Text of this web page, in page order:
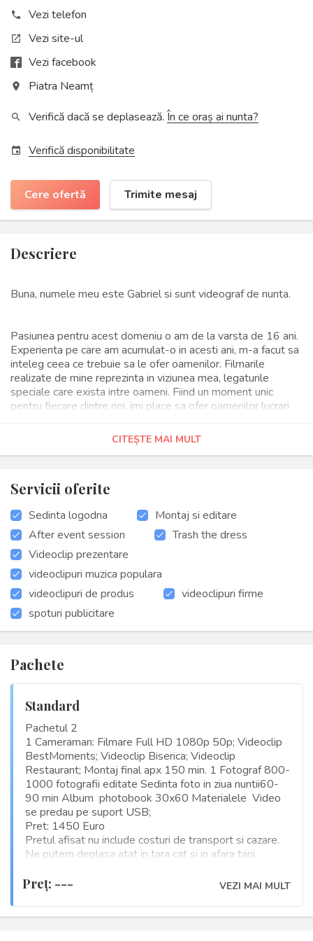
phone Vezi telefon
open_in_new
Vezi site-ul
Vezi facebook
place Piatra Neamț
search Verifică dacă se deplasează. În ce oraș ai nunta?
event Verifică disponibilitate
Cere ofertă Trimite mesaj
Descriere
Buna, numele meu este Gabriel si sunt videograf de nunta.
Pasiunea pentru acest domeniu o am de la varsta de 16 ani.
Experienta pe care am acumulat-o in acesti ani, m-a facut sa
inteleg ceea ce trebuie sa le ofer oamenilor. Filmarile
realizate de mine reprezinta in viziunea mea, legaturile
speciale care exista intre oameni. Fiind un moment unic
pentru fiecare dintre noi, imi place sa ofer oamenilor lucrari
ca persoanele care doresc sa apeleze la serviciile unui
videograf, incearca sa inteleaga ca inainte de experienta
va puteti convinge singuri de originalitatea lucrarilor mele.
diferentele intre un cameraman si un videograf de nunta, voi
face o mica descriere a acestora.
Pentru a face alegerea cea mai buna trebuie sa cunosti
acesti termeni.
CITEȘTE MAI MULT
Servicii oferite
Sedinta logodna
Montaj si editare
After event session
Trash the dress
Videoclip prezentare
videoclipuri muzica populara
videoclipuri de produs
videoclipuri firme
spoturi publicitare
Pachete
Standard
Pachetul 2
1 Cameraman: Filmare Full HD 1080p 50p; Videoclip
BestMoments; Videoclip Biserica; Videoclip
Restaurant; Montaj final apx 150 min. 1 Fotograf 800-
1000 fotografii editate Sedinta foto in ziua nuntii60-
90 min Album photobook 30x60 Materialele Video
se predau pe suport USB;
Pret: 1450 Euro
Pretul afisat nu include costuri de transport si cazare.
Ne putem deplasa atat in tara cat si in afara tarii.
Preţ: --- VEZI MAI MULT